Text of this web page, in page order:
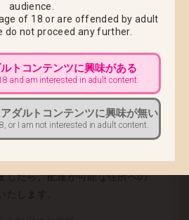
来通りご指定頂く事は可能で
品やお届け地域等により自動的
、配送業者と配送番号をご連絡
文全てが弊社選定対象となりま
業所止め指定をされている未発
したら、配達が可能な住所への
たします。
audience.
of 18 or are offended by adult
do not proceed any further.
トコンテンツに興味がある
and am interested in adult content.
ダルトコンテンツに興味が無い
or I am not interested in adult content.